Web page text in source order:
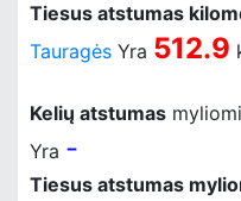
Tiesus atstumas
Tauragės Yra 512.9
Kelių atstumas
Yra -
Tiesus atstumas